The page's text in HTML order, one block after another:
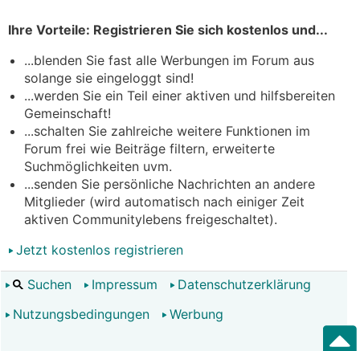
Ihre Vorteile: Registrieren Sie sich kostenlos und...
...blenden Sie fast alle Werbungen im Forum aus
solange sie eingeloggt sind!
...werden Sie ein Teil einer aktiven und hilfsbereiten
Gemeinschaft!
...schalten Sie zahlreiche weitere Funktionen im
Forum frei wie Beiträge filtern, erweiterte
Suchmöglichkeiten uvm.
...senden Sie persönliche Nachrichten an andere
Mitglieder (wird automatisch nach einiger Zeit
aktiven Communitylebens freigeschaltet).
Jetzt kostenlos registrieren
Suchen Impressum
Datenschutzerklärung
Nutzungsbedingungen
Werbung